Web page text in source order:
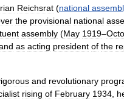
Reichsrat (national
the provisional national
assembly (May 1919–
as acting president of the
and revolutionary
rising of February 1934